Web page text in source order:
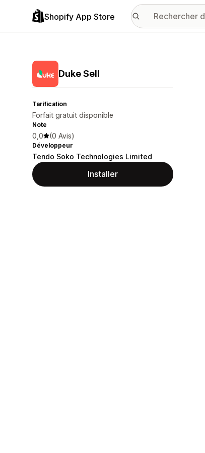
Shopify App Store
Duke Sell
Tarification
Forfait gratuit disponible
Note
0,0 (0 Avis)
Développeur
Tendo Soko Technologies Limited
Installer